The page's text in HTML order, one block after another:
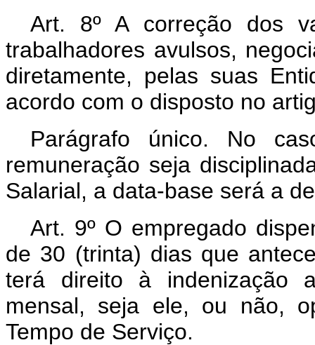
Art. 8º A correção dos
trabalhadores avulsos,
diretamente, pelas suas
acordo com o disposto no
Parágrafo único. No
remuneração seja
Salarial, a data-base será a
Art. 9º O empregado
de 30 (trinta) dias que
terá direito à indenização
mensal, seja ele, ou não,
Tempo de Serviço.